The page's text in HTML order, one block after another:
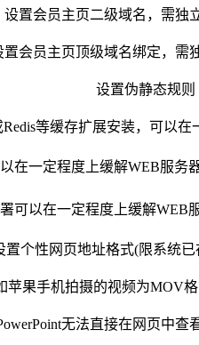
设置会员主页二级域名，需独
置会员主页顶级域名绑定，需
设置伪静态规则
Redis等缓存扩展安装，可以
在一定程度上缓解WEB服
可以在一定程度上缓解WEB
置个性网页地址格式(限系统
苹果手机拍摄的视频为MOV
无法直接在网页中